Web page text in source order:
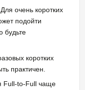
Для очень коротких
подойти
будьте
коротких
практичен.
Full-to-Full чаще